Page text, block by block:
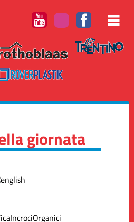
giornata
IncrociOrganici